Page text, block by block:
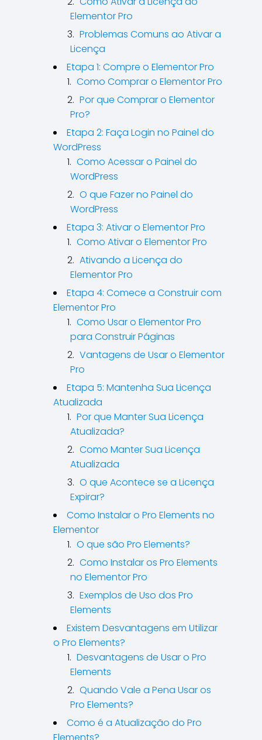
Elementor Pro
Problemas Comuns ao Ativar a
Licença
Etapa 1: Compre o Elementor Pro
Como Comprar o Elementor Pro
Por que Comprar o Elementor
Pro?
Etapa 2: Faça Login no Painel do
WordPress
Como Acessar o Painel do
WordPress
O que Fazer no Painel do
WordPress
Etapa 3: Ativar o Elementor Pro
Como Ativar o Elementor Pro
Ativando a Licença do
Elementor Pro
Etapa 4: Comece a Construir com
Elementor Pro
Como Usar o Elementor Pro
para Construir Páginas
Vantagens de Usar o Elementor
Pro
Etapa 5: Mantenha Sua Licença
Atualizada
Por que Manter Sua Licença
Atualizada?
Como Manter Sua Licença
Atualizada
O que Acontece se a Licença
Expirar?
Como Instalar o Pro Elements no
Elementor
O que são Pro Elements?
Como Instalar os Pro Elements
no Elementor Pro
Exemplos de Uso dos Pro
Elements
Existem Desvantagens em Utilizar
o Pro Elements?
Desvantagens de Usar o Pro
Elements
Quando Vale a Pena Usar os
Pro Elements?
Como é a Atualização do Pro